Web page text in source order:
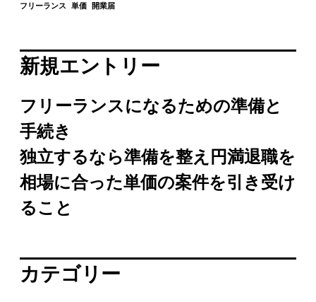
フリーランス 単価 開業届
新規エントリー
フリーランスになるための準備と
手続き
独立するなら準備を整え円満退職を
相場に合った単価の案件を引き受け
ること
カテゴリー